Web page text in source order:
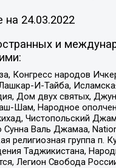
на 24.03.2022
и
народов
И-Тайба,
Дом двух святых,
Шам, Народное
Чистопольский
Валь Джамаа,
религиозная группа п.
Таджикистана,
Легион Свобода